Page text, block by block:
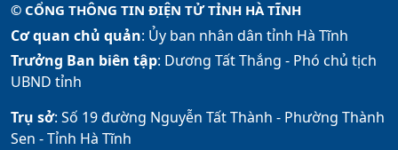
© CỔNG THÔNG TIN ĐIỆN TỬ TỈNH HÀ TĨNH
Cơ quan chủ quản: Ủy ban nhân dân tỉnh Hà Tĩnh
Trưởng Ban biên tập: Dương Tất Thắng - Phó chủ tịch
UBND tỉnh
Trụ sở: Số 19 đường Nguyễn Tất Thành - Phường Thành
Sen - Tỉnh Hà Tĩnh